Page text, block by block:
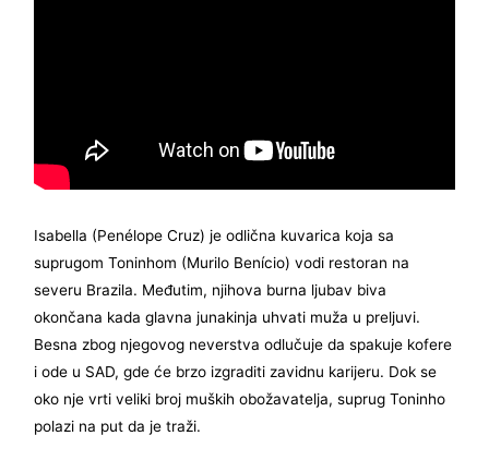
Isabella (Penélope Cruz) je odlična kuvarica koja sa
suprugom Toninhom (Murilo Benício) vodi restoran na
severu Brazila. Međutim, njihova burna ljubav biva
okončana kada glavna junakinja uhvati muža u preljuvi.
Besna zbog njegovog neverstva odlučuje da spakuje kofere
i ode u SAD, gde će brzo izgraditi zavidnu karijeru. Dok se
oko nje vrti veliki broj muških obožavatelja, suprug Toninho
polazi na put da je traži.